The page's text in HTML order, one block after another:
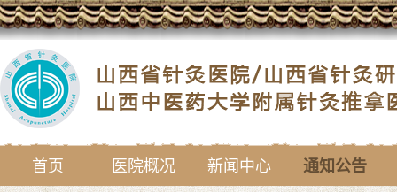
首页 医院概况 新闻中心 通知公告